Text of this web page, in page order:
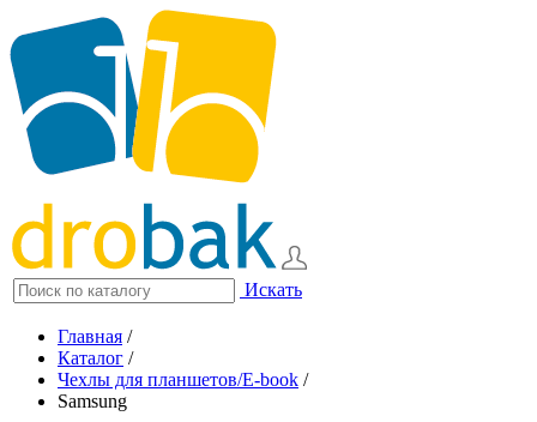
Искать
Главная /
Каталог /
Чехлы для планшетов/E-book /
Samsung